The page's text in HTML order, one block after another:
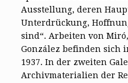
Ausstellung, deren
Unterdrückung,
sind“. Arbeiten von
González befinden sich
1937. In der zweiten
Archivmaterialien der